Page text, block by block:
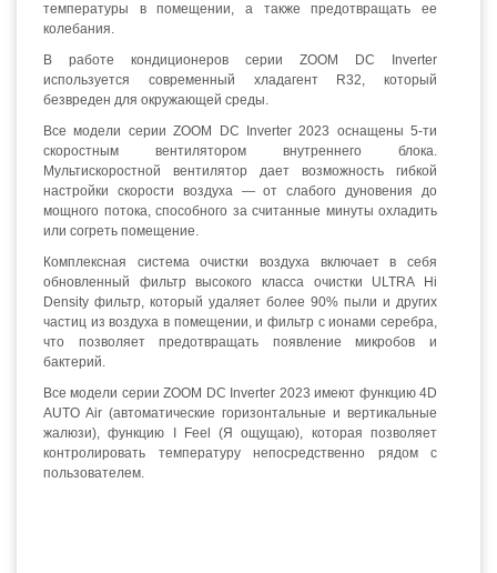
температуры в помещении, а также предотвращать ее
колебания.
В работе кондиционеров серии ZOOM DC Inverter
используется современный хладагент R32, который
безвреден для окружающей среды.
Все модели серии ZOOM DC Inverter 2023 оснащены 5-ти
скоростным вентилятором внутреннего блока.
Мультискоростной вентилятор дает возможность гибкой
настройки скорости воздуха — от слабого дуновения до
мощного потока, способного за считанные минуты охладить
или согреть помещение.
Комплексная система очистки воздуха включает в себя
обновленный фильтр высокого класса очистки ULTRA Hi
Density фильтр, который удаляет более 90% пыли и других
частиц из воздуха в помещении, и фильтр с ионами серебра,
что позволяет предотвращать появление микробов и
бактерий.
Все модели серии ZOOM DC Inverter 2023 имеют функцию 4D
AUTO Air (автоматические горизонтальные и вертикальные
жалюзи), функцию I Feel (Я ощущаю), которая позволяет
контролировать температуру непосредственно рядом с
пользователем.